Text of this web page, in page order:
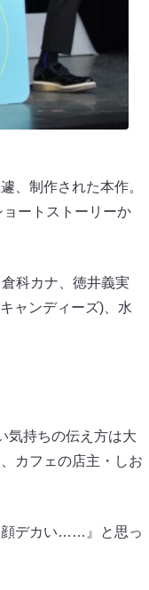
、制作された本作。
ートストーリーか
科カナ、徳井義実
ャンディーズ)、水
気持ちの伝え方は大
カフェの店主・しお
顔デカい……』と思っ